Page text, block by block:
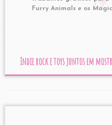
Furry Animals e os
Indie rock e toys juntos em